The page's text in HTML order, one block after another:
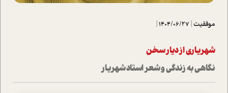
موفقیت|
1404/06/27
|
شهریاری از دیار سخن
نگاهی به زندگی و شعر استاد شهریار